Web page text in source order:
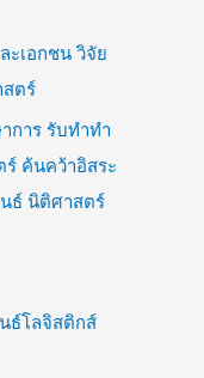
ะเอกชน วิจัย
สตร์
การ รับทำทำ
ค้นคว้าอิสระ
ธ์ นิติศาสตร์
ธ์โลจิสติกส์